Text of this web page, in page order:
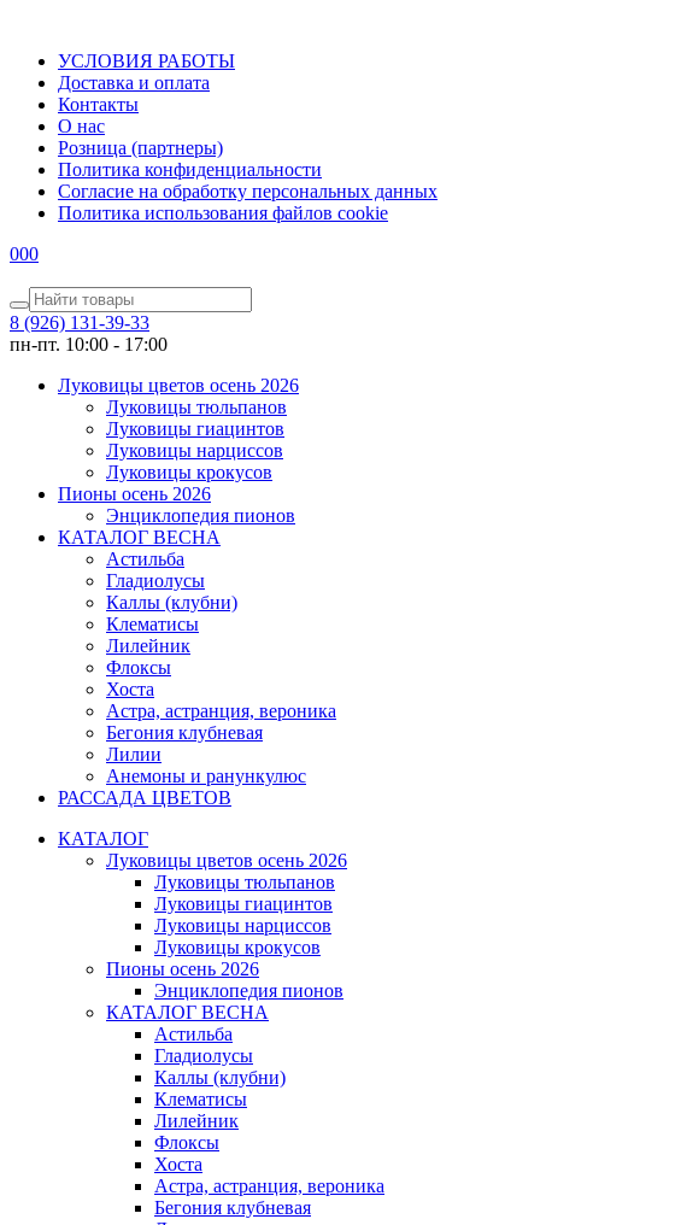
УСЛОВИЯ РАБОТЫ
Доставка и оплата
Контакты
О наc
Розница (партнеры)
Политика конфиденциальности
Согласие на обработку персональных данных
Политика использования файлов сookie
000
8 (926) 131-39-33
пн-пт. 10:00 - 17:00
Луковицы цветов осень 2026
Луковицы тюльпанов
Луковицы гиацинтов
Луковицы нарциссов
Луковицы крокусов
Пионы осень 2026
Энциклопедия пионов
КАТАЛОГ ВЕСНА
Астильба
Гладиолусы
Каллы (клубни)
Клематисы
Лилейник
Флоксы
Хоста
Астра, астранция, вероника
Бегония клубневая
Лилии
Анемоны и ранункулюс
РАССАДА ЦВЕТОВ
КАТАЛОГ
Луковицы цветов осень 2026
Луковицы тюльпанов
Луковицы гиацинтов
Луковицы нарциссов
Луковицы крокусов
Пионы осень 2026
Энциклопедия пионов
КАТАЛОГ ВЕСНА
Астильба
Гладиолусы
Каллы (клубни)
Клематисы
Лилейник
Флоксы
Хоста
Астра, астранция, вероника
Бегония клубневая